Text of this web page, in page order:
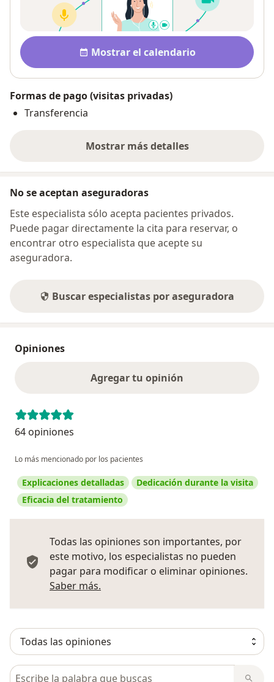
Disponibilidad
Mostrar el calendario
Formas de pago (visitas privadas)
Transferencia
Mostrar más detalles
sobre la dirección
No se aceptan aseguradoras
Este especialista sólo acepta pacientes privados.
Puede pagar directamente la cita para reservar, o
encontrar otro especialista que acepte su
aseguradora.
Buscar especialistas por aseguradora
Opiniones
Agregar tu opinión
64 opiniones
Lo más mencionado por los pacientes
Explicaciones detalladas
Dedicación durante la visita
Eficacia del tratamiento
Todas las opiniones son importantes, por
este motivo, los especialistas no pueden
pagar para modificar o eliminar opiniones.
Saber más.
Busca en opiniones